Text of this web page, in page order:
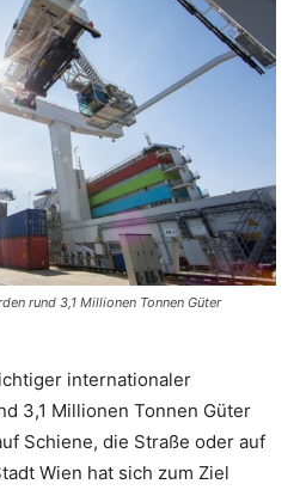
rund 3,1 Millionen Tonnen Güter
internationaler
3,1 Millionen Tonnen Güter
Schiene, die Straße oder auf
Wien hat sich zum Ziel